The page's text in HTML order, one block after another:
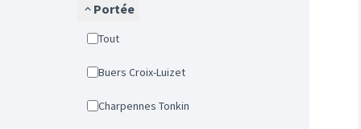
Portée
Tout
Buers Croix-Luizet
Charpennes Tonkin